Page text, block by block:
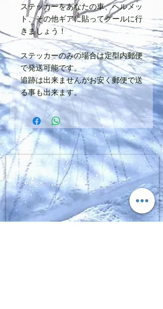
ステッカーをあなたの車、ヘルメッ
ト、その他ギアに貼ってクールに行
きましょう！
ステッカーのみの場合は定型内郵便
で発送可能です。
追跡は出来ませんがお安く郵便で送
る事も出来ます。